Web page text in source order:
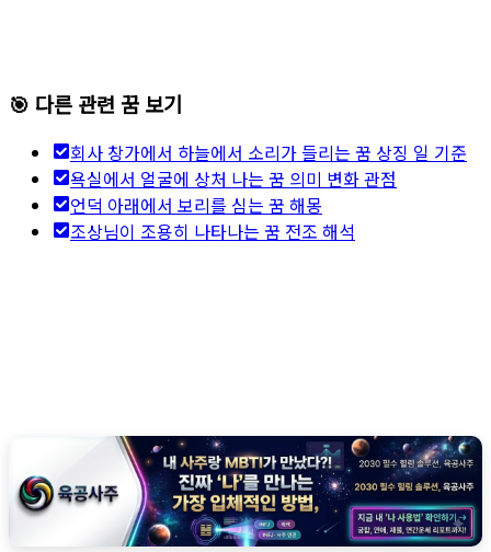
🎯 다른 관련 꿈 보기
회사 창가에서 하늘에서 소리가 들리는 꿈 상징 일 기준
욕실에서 얼굴에 상처 나는 꿈 의미 변화 관점
언덕 아래에서 보리를 심는 꿈 해몽
조상님이 조용히 나타나는 꿈 전조 해석